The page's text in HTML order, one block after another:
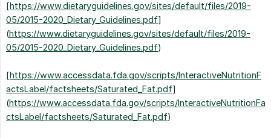
[https://www.dietaryguidelines.gov/sites/default/files/2019-
05/2015-2020_Dietary_Guidelines.pdf]
(https://www.dietaryguidelines.gov/sites/default/files/2019-
05/2015-2020_Dietary_Guidelines.pdf)
[https://www.accessdata.fda.gov/scripts/InteractiveNutritionF
actsLabel/factsheets/Saturated_Fat.pdf]
(https://www.accessdata.fda.gov/scripts/InteractiveNutritionFa
ctsLabel/factsheets/Saturated_Fat.pdf)